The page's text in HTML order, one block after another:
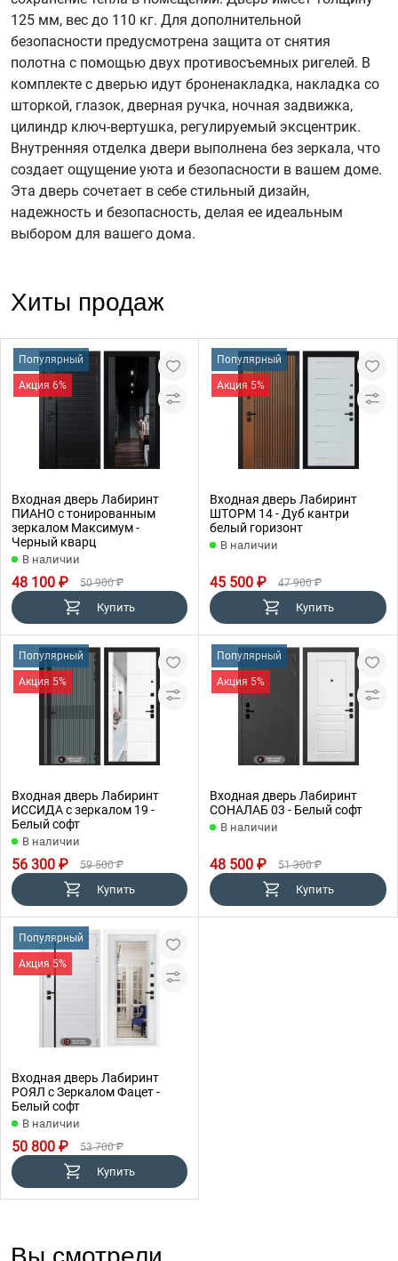
125 мм, вес до 110 кг. Для дополнительной
безопасности предусмотрена защита от снятия
полотна с помощью двух противосъемных ригелей. В
комплекте с дверью идут броненакладка, накладка со
шторкой, глазок, дверная ручка, ночная задвижка,
цилиндр ключ-вертушка, регулируемый эксцентрик.
Внутренняя отделка двери выполнена без зеркала, что
создает ощущение уюта и безопасности в вашем доме.
Эта дверь сочетает в себе стильный дизайн,
надежность и безопасность, делая ее идеальным
выбором для вашего дома.
Хиты продаж
Популярный
Акция 6%
Входная дверь Лабиринт
ПИАНО с тонированным
зеркалом Максимум -
Черный кварц
В наличии
48 100 ₽ 50 900 ₽
Купить
Популярный
Акция 5%
Входная дверь Лабиринт
ШТОРМ 14 - Дуб кантри
белый горизонт
В наличии
45 500 ₽ 47 900 ₽
Купить
Популярный
Акция 5%
Входная дверь Лабиринт
ИССИДА с зеркалом 19 -
Белый софт
В наличии
56 300 ₽ 59 500 ₽
Купить
Популярный
Акция 5%
Входная дверь Лабиринт
СОНАЛАБ 03 - Белый софт
В наличии
48 500 ₽ 51 300 ₽
Купить
Популярный
Акция 5%
Входная дверь Лабиринт
РОЯЛ с Зеркалом Фацет -
Белый софт
В наличии
50 800 ₽ 53 700 ₽
Купить